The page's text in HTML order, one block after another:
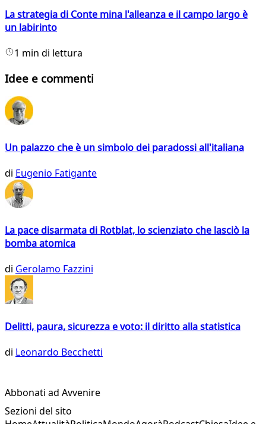
La strategia di Conte mina l'alleanza e il campo largo è
un labirinto
1 min di lettura
Idee e commenti
Un palazzo che è un simbolo dei paradossi all'italiana
di Eugenio Fatigante
La pace disarmata di Rotblat, lo scienziato che lasciò la
bomba atomica
di Gerolamo Fazzini
Delitti, paura, sicurezza e voto: il diritto alla statistica
di Leonardo Becchetti
Abbonati ad Avvenire
Sezioni del sito